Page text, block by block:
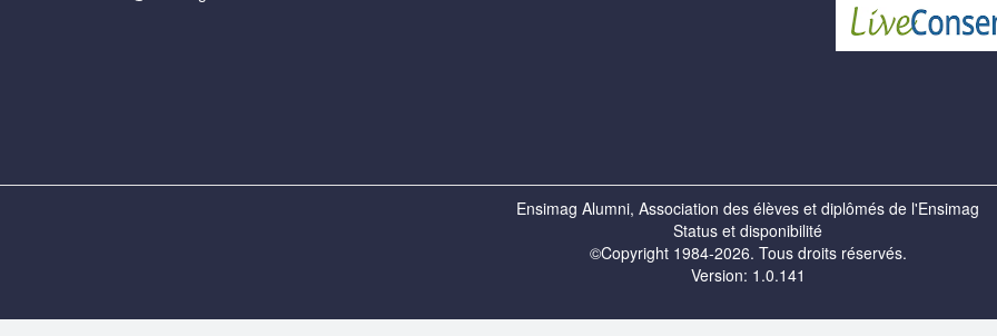
Ensimag Alumni, Association des élèves et diplômés de l'Ensimag
Status et disponibilité
©Copyright 1984-2026. Tous droits réservés.
Version: 1.0.141